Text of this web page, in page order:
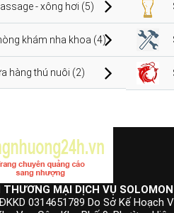
- xông hơi (5)
khám nha khoa (4)
hàng thú nuôi (2)
MẠI DỊCH VỤ
0314651789 Do Sở Kế Hoạch